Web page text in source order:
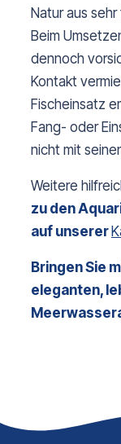
Natur aus
Beim
dennoch
Kontakt
Fischeinsatz
Fang- oder
nicht mit
Weitere
zu den
auf unserer
Bringen Sie
eleganten,